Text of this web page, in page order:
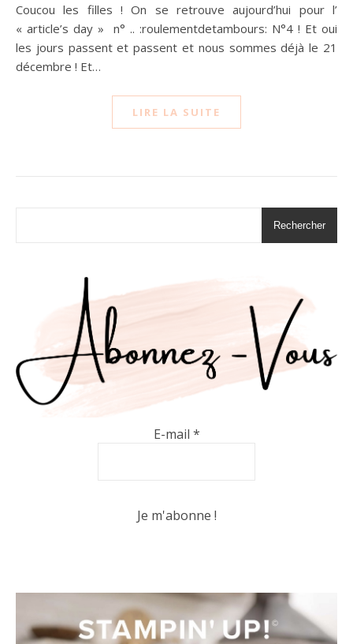
Coucou les filles ! On se retrouve aujourd’hui pour l’
« article’s day » n° .. :roulementdetambours: N°4 ! Et oui
les jours passent et passent et nous sommes déjà le 21
décembre ! Et…
LIRE LA SUITE
Rechercher
E-mail *